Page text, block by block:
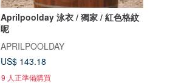
Aprilpoolday 泳衣 / 獨家 / 紅色格紋
呢
APRILPOOLDAY
US$ 143.18
9 人正準備購買